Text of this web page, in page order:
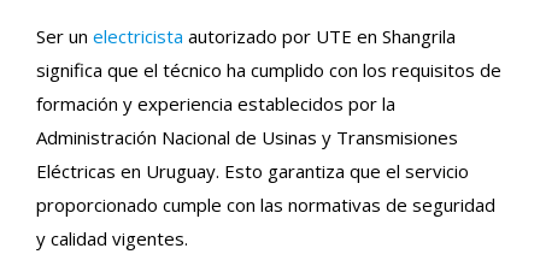
Ser un electricista autorizado por UTE en Shangrila
significa que el técnico ha cumplido con los requisitos de
formación y experiencia establecidos por la
Administración Nacional de Usinas y Transmisiones
Eléctricas en Uruguay. Esto garantiza que el servicio
proporcionado cumple con las normativas de seguridad
y calidad vigentes.